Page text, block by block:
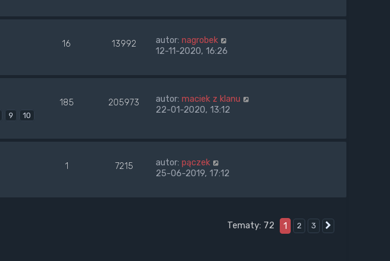
16 13992 autor: nagrobek
12-11-2020, 16:26
9 10
185 205973 autor: maciek z klanu
22-01-2020, 13:12
1 7215 autor: pączek
25-06-2019, 17:12
Tematy: 72 1 2 3